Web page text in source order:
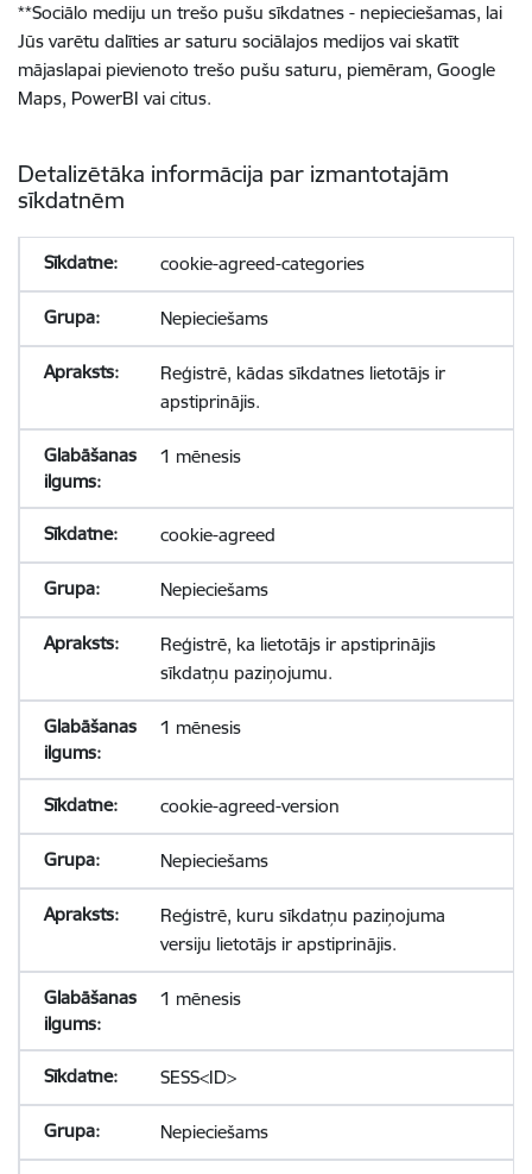
**Sociālo mediju un trešo pušu sīkdatnes - nepieciešamas, lai
Jūs varētu dalīties ar saturu sociālajos medijos vai skatīt
mājaslapai pievienoto trešo pušu saturu, piemēram, Google
Maps, PowerBI vai citus.
Detalizētāka informācija par izmantotajām
sīkdatnēm
cookie-agreed-categories
Nepieciešams
Reģistrē, kādas sīkdatnes lietotājs ir
apstiprinājis.
1 mēnesis
cookie-agreed
Nepieciešams
Reģistrē, ka lietotājs ir apstiprinājis
sīkdatņu paziņojumu.
1 mēnesis
cookie-agreed-version
Nepieciešams
Reģistrē, kuru sīkdatņu paziņojuma
versiju lietotājs ir apstiprinājis.
1 mēnesis
SESS<ID>
Nepieciešams